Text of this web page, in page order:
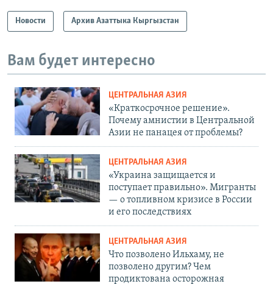
Новости Архив Азаттыка Кыргызстан
Вам будет интересно
ЦЕНТРАЛЬНАЯ АЗИЯ
«Краткосрочное решение».
Почему амнистии в Центральной
Азии не панацея от проблемы?
ЦЕНТРАЛЬНАЯ АЗИЯ
«Украина защищается и
поступает правильно». Мигранты
— о топливном кризисе в России
и его последствиях
ЦЕНТРАЛЬНАЯ АЗИЯ
Что позволено Ильхаму, не
позволено другим? Чем
продиктована осторожная